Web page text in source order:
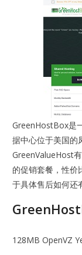
GreenHostBox是
据中心位于美国的
GreenValueHost
的促销套餐，性价
于具体售后如何还
128MB OpenVZ